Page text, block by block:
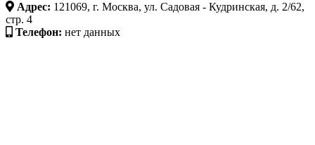
Адрес: 121069, г. Москва, ул. Садовая - Кудринская, д. 2/62,
стр. 4
Телефон: нет данных